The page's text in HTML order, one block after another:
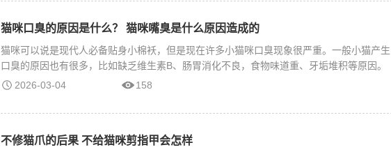
猫咪口臭的原因是什么？ 猫咪嘴臭是什么原因造成的
猫咪可以说是现代人必备贴身小棉袄，但是现在许多小猫咪口臭现象很严重。一般小猫产生
口臭的原因也有很多，比如缺乏维生素B、肠胃消化不良，食物味道重、牙垢堆积等原因。
2026-03-04
158
不修猫爪的后果 不给猫咪剪指甲会怎样